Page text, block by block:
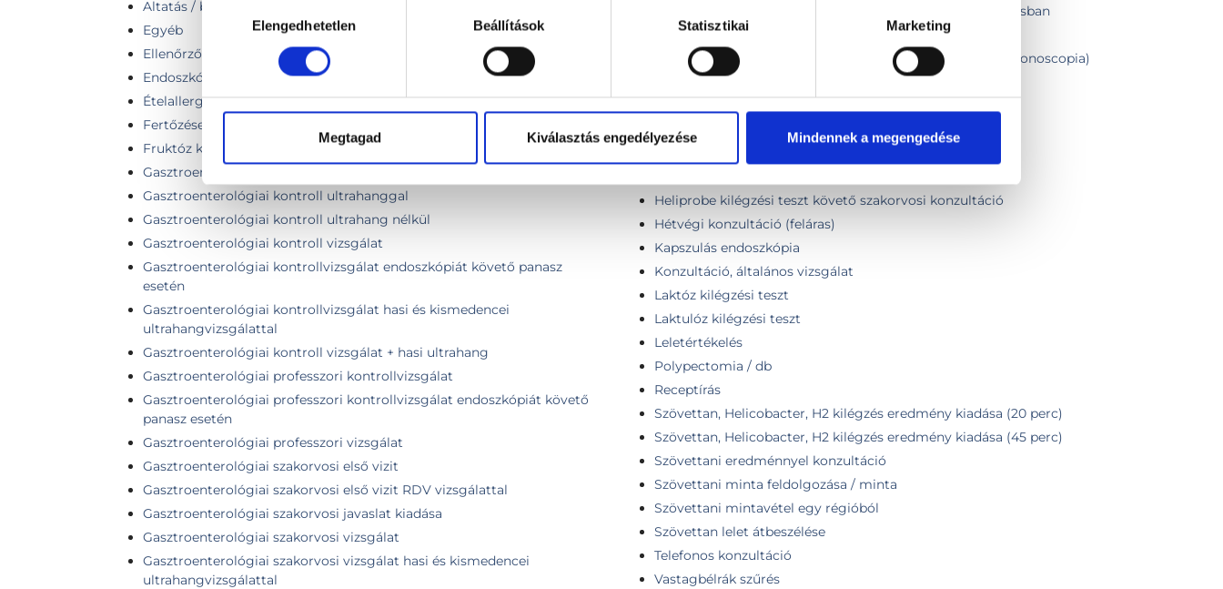
Hozzájárulás
kiválasztásaElengedhetetlen Beállítások Statisztikai Marketing
Megtagad Kiválasztás engedélyezése Mindennek a megengedése
Altatás / bódítás gyomortükrözéshez vagy vastagbéltükrözéshez
Egyéb
Ellenőrző vizsgálat
Endoszkópia előtti szakorvosi vizsgálat
Ételallergiák és intoleranciák szűrés
Fertőzéses betegségek szűrése
Fruktóz kilégzési teszt
Gasztroenterológiai hasi és kismedencei ultrahang
Gasztroenterológiai kontroll ultrahanggal
Gasztroenterológiai kontroll ultrahang nélkül
Gasztroenterológiai kontroll vizsgálat
Gasztroenterológiai kontrollvizsgálat endoszkópiát követő panasz
esetén
Gasztroenterológiai kontrollvizsgálat hasi és kismedencei
ultrahangvizsgálattal
Gasztroenterológiai kontroll vizsgálat + hasi ultrahang
Gasztroenterológiai professzori kontrollvizsgálat
Gasztroenterológiai professzori kontrollvizsgálat endoszkópiát követő
panasz esetén
Gasztroenterológiai professzori vizsgálat
Gasztroenterológiai szakorvosi első vizit
Gasztroenterológiai szakorvosi első vizit RDV vizsgálattal
Gasztroenterológiai szakorvosi javaslat kiadása
Gasztroenterológiai szakorvosi vizsgálat
Gasztroenterológiai szakorvosi vizsgálat hasi és kismedencei
ultrahangvizsgálattal
Gyomortükrözés egyszerhasználatos endoszkóppal altatásban
Gyomortükrözés egyszerhasználatos endoszkóppal - éber
Gyomortükrözés + vastagbéltükrözés (Gastroscopia + Colonoscopia)
Hasi nagyerek duplex UH vizsgálata
Hasnyálmirigy funkciós teszt
Heliprobe kilégzési teszt követő szakorvosi konzultáció
Hétvégi konzultáció (feláras)
Kapszulás endoszkópia
Konzultáció, általános vizsgálat
Laktóz kilégzési teszt
Laktulóz kilégzési teszt
Leletértékelés
Polypectomia / db
Receptírás
Szövettan, Helicobacter, H2 kilégzés eredmény kiadása (20 perc)
Szövettan, Helicobacter, H2 kilégzés eredmény kiadása (45 perc)
Szövettani eredménnyel konzultáció
Szövettani minta feldolgozása / minta
Szövettani mintavétel egy régióból
Szövettan lelet átbeszélése
Telefonos konzultáció
Vastagbélrák szűrés